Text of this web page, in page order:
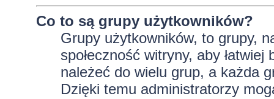
Co to są grupy użytkowników?
Grupy użytkowników, to grupy,
społeczność witryny, aby
należeć do wielu grup, a każda
Dzięki temu administratorzy